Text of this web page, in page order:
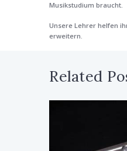
Musikstudium braucht.
Unsere Lehrer helfen
erweitern.
Related